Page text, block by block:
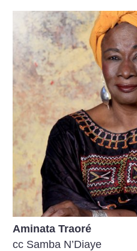
Aminata Traoré
cc Samba N’Diaye